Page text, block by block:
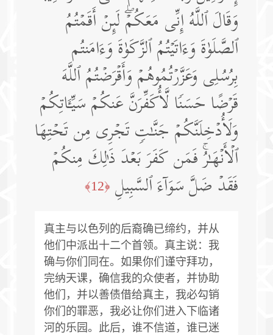
وَقَالَ ٱللَّهُ إِنِّی مَعَكُمۡۖ لَىِٕنۡ أَقَمۡتُمُ
ٱلصَّلَوٰةَ وَءَاتَیۡتُمُ ٱلزَّكَوٰةَ وَءَامَنتُم
بِرُسُلِی وَعَزَّرۡتُمُوهُمۡ وَأَقۡرَضۡتُمُ ٱللَّهَ
قَرۡضًا حَسَنࣰا لَّأُكَفِّرَنَّ عَنكُمۡ سَیِّـَٔاتِكُمۡ
وَلَأُدۡخِلَنَّكُمۡ جَنَّـٰتࣲ تَجۡرِی مِن تَحۡتِهَا
ٱلۡأَنۡهَـٰرُۚ فَمَن كَفَرَ بَعۡدَ ذَ ٰ⁠لِكَ مِنكُمۡ
فَقَدۡ ضَلَّ سَوَاۤءَ ٱلسَّبِیلِ ﴿12﴾
真主与以色列的后裔确已缔约，并从
他们中派出十二个首领。真主说：我
确与你们同在。如果你们谨守拜功，
完纳天课，确信我的众使者，并协助
他们，并以善债借给真主，我必勾销
你们的罪恶，我必让你们进入下临诸
河的乐园。此后，谁不信道，谁已迷